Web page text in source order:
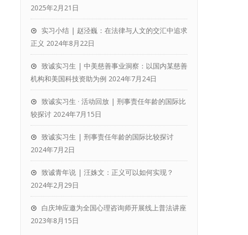
2025年2月21日
实习小结 | 赵泾巍：在法律与人文的交汇中追求
正义 2024年8月22日
致诚实习生 | 中美慈善事业洞察：以国内某慈善
机构和美国科技资助为例 2024年7月24日
致诚实习生 · 活动回放 | 刑事责任年龄的国际比
较探讨 2024年7月15日
致诚实习生 | 刑事责任年龄的国际比较探讨
2024年7月2日
致诚青年说 | 汪姝文：正义可以如何实现？
2024年2月29日
白庆坤应邀为全国心理咨询师开展线上普法讲座
2023年8月15日